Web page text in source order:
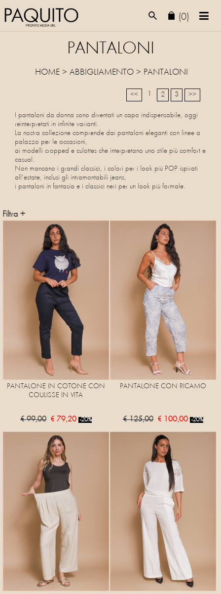
(0)
PANTALONI
HOME> ABBIGLIAMENTO> PANTALONI
<< 2 3 >>
I pantaloni da donna sono diventati un capo indispensabile, oggi
reinterpretati in infinite varianti.
La nostra collezione comprende dai pantaloni eleganti con linee a
palazzo per le occasioni,
ai modelli cropped e culottes che interpretano uno stile più comfort e
casual.
Non mancano i grandi classici, i colori per i look più POP ispirati
all'estate, inclusi gli intramontabili jeans,
i pantaloni in fantasia e i classici neri per un look più formale.
Filtra +
PANTALONE IN COTONE CON
COULISSE IN VITA
€ 99,00 € 79,20 -20%
PANTALONE CON RICAMO
€ 125,00 € 100,00 -20%